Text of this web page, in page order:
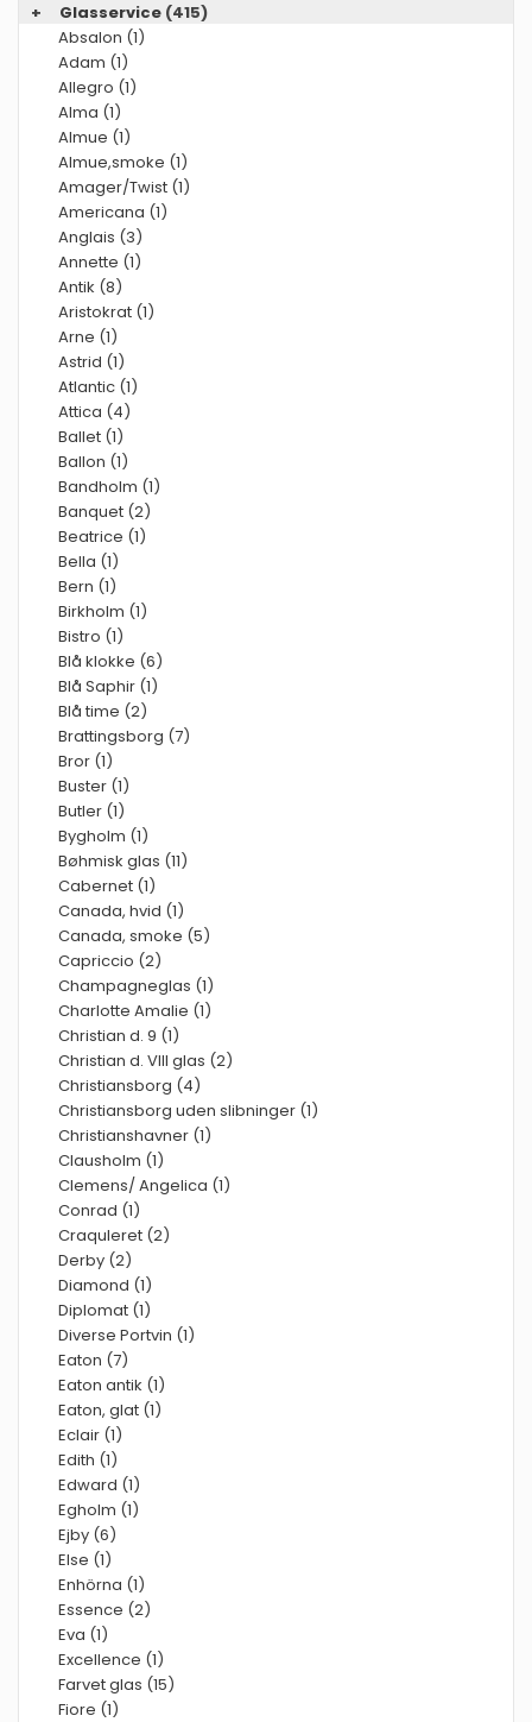
+
Glasservice (415)
Absalon (1)
Adam (1)
Allegro (1)
Alma (1)
Almue (1)
Almue,smoke (1)
Amager/Twist (1)
Americana (1)
Anglais (3)
Annette (1)
Antik (8)
Aristokrat (1)
Arne (1)
Astrid (1)
Atlantic (1)
Attica (4)
Ballet (1)
Ballon (1)
Bandholm (1)
Banquet (2)
Beatrice (1)
Bella (1)
Bern (1)
Birkholm (1)
Bistro (1)
Blå klokke (6)
Blå Saphir (1)
Blå time (2)
Brattingsborg (7)
Bror (1)
Buster (1)
Butler (1)
Bygholm (1)
Bøhmisk glas (11)
Cabernet (1)
Canada, hvid (1)
Canada, smoke (5)
Capriccio (2)
Champagneglas (1)
Charlotte Amalie (1)
Christian d. 9 (1)
Christian d. VIII glas (2)
Christiansborg (4)
Christiansborg uden slibninger (1)
Christianshavner (1)
Clausholm (1)
Clemens/ Angelica (1)
Conrad (1)
Craquleret (2)
Derby (2)
Diamond (1)
Diplomat (1)
Diverse Portvin (1)
Eaton (7)
Eaton antik (1)
Eaton, glat (1)
Eclair (1)
Edith (1)
Edward (1)
Egholm (1)
Ejby (6)
Else (1)
Enhörna (1)
Essence (2)
Eva (1)
Excellence (1)
Farvet glas (15)
Fiore (1)